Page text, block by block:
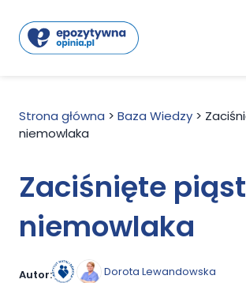
Strona główna > Baza Wiedzy >
niemowlaka
Zaciśnięte
niemowlaka
Autor: Dorota Lewandowska